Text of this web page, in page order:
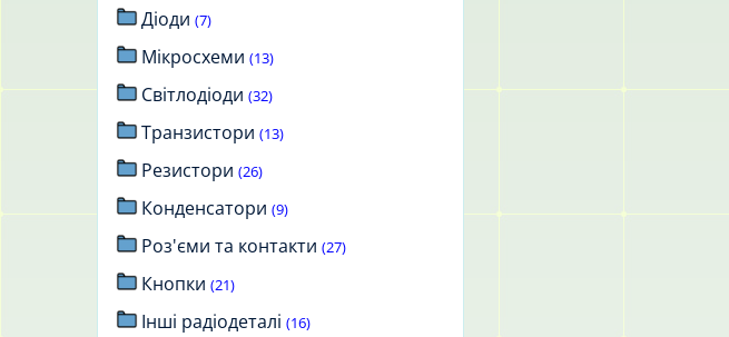
Діоди (7)
Мікросхеми (13)
Світлодіоди (32)
Транзистори (13)
Резистори (26)
Конденсатори (9)
Роз'єми та контакти (27)
Кнопки (21)
Інші радіодеталі (16)